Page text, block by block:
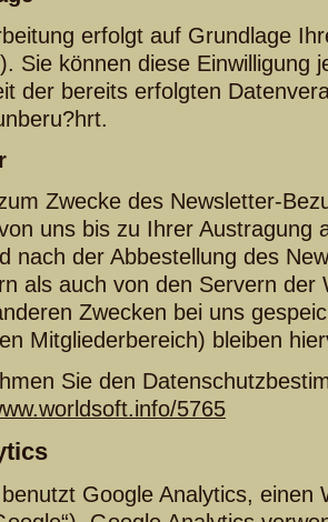
erfolgt auf Grundlage
Sie können diese Einwilligung
der bereits erfolgten
Zwecke des Newsletter-
uns bis zu Ihrer Austragung
nach der Abbestellung des
als auch von den Servern der
Zwecken bei uns
Mitgliederbereich) bleiben
Sie den
5765
Google Analytics, einen